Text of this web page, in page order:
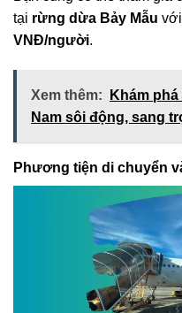
tại rừng dừa Bảy Mẫu
VNĐ/người.
Xem thêm:
Khám
Nam sôi động, sang
Phương tiện di chuyển